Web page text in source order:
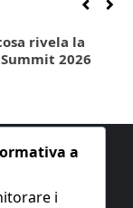
rivela la
2026
a
i